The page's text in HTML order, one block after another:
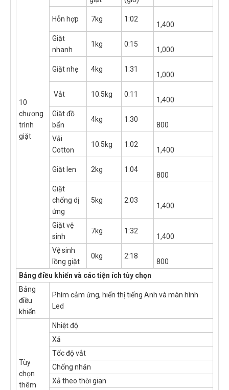
10
chương
trình
giặt
Hỗn hợp 7kg 1:02
1,400
Giặt
nhanh
1kg 0:15
1,000
Giặt nhẹ 4kg 1:31
1,000
Vắt 10.5kg 0:11
1,400
Giặt đồ
bẩn
4kg 1:30
800
Vải
Cotton
10.5kg 1:02
1,400
Giặt len 2kg 1:04
800
Giặt
chống dị
ứng
5kg 2:03
1,400
Giặt vệ
sinh
7kg 1:32
1,400
Vệ sinh
lồng giặt
0kg 2:18
800
Bảng điều khiển và các tiện ích tùy chọn
Bảng
điều
khiển
Phím cảm ứng, hiển thị tiếng Anh và màn hình
Led
Tùy
chọn
thêm
Nhiệt độ
Xả
Tốc độ vắt
Chống nhăn
Xả theo thời gian